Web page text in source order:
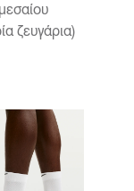
ζευγάρια)